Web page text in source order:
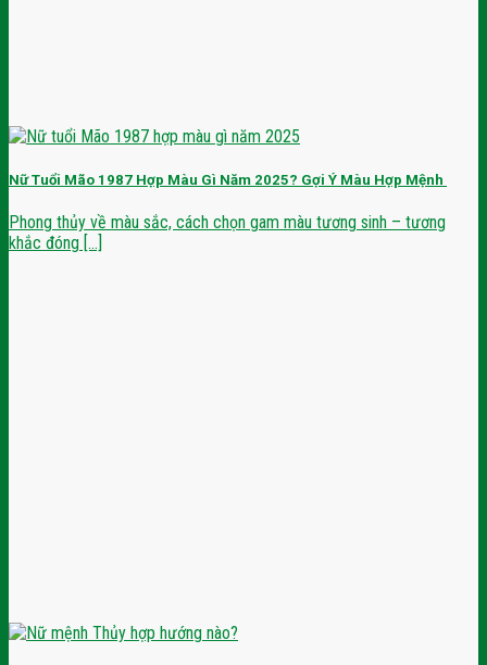
Nữ Tuổi Mão 1987 Hợp Màu Gì Năm 2025? Gợi Ý Màu Hợp Mệnh
Phong thủy về màu sắc, cách chọn gam màu tương sinh – tương
khắc đóng [...]